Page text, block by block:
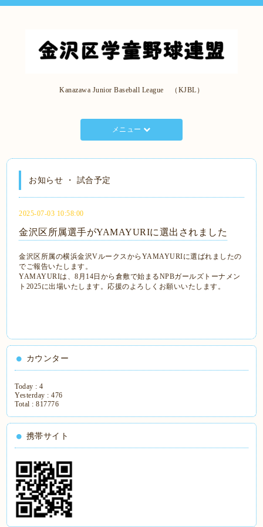
Kanazawa Junior Baseball League （KJBL）
メニュー
お知らせ ・ 試合予定
2025-07-03 10:58:00
金沢区所属選手がYAMAYURIに選出されました
金沢区所属の横浜金沢VルークスからYAMAYURIに選ばれましたの
でご報告いたします。
YAMAYURIは、8月14日から倉敷で始まるNPBガールズトーナメン
ト2025に出場いたします。応援のよろしくお願いいたします。
カウンター
Today :4
Yesterday :476
Total :817776
携帯サイト